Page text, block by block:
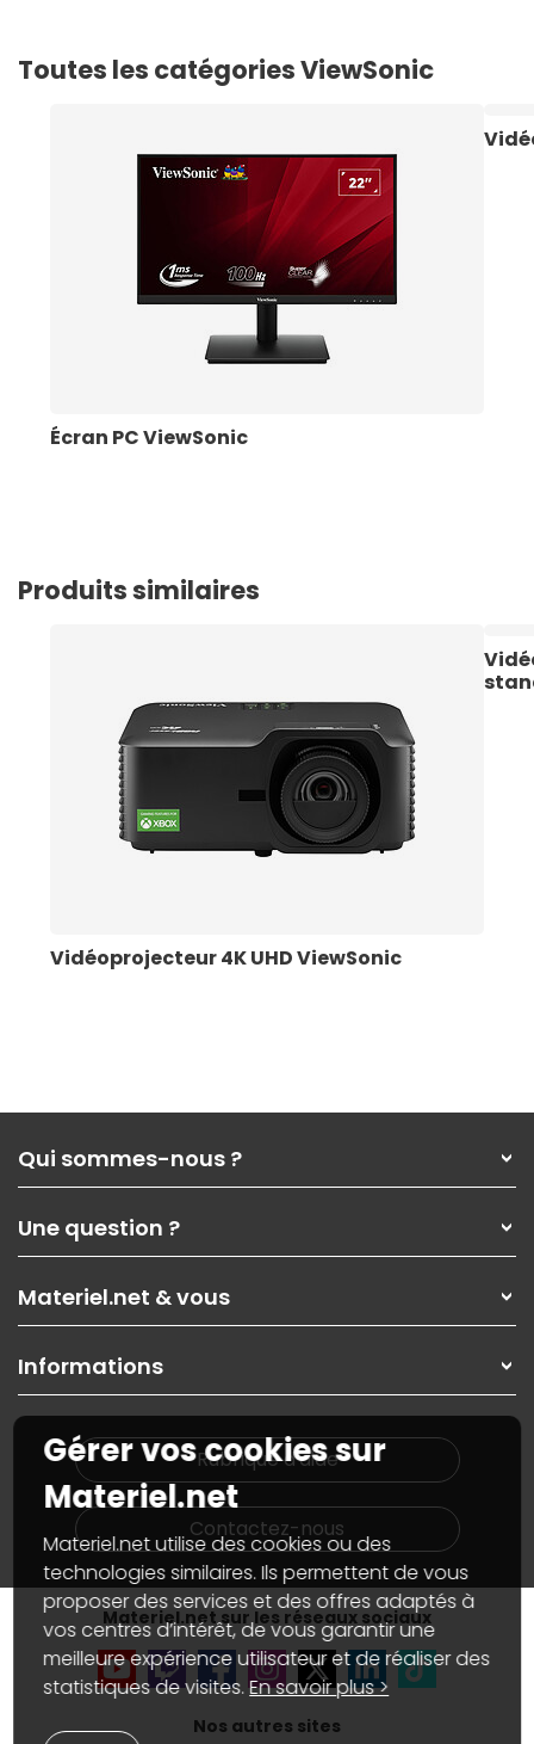
Toutes les catégories ViewSonic
Écran PC ViewSonic
Produits similaires
Vidéoprojecteur 4K UHD ViewSonic
Qui sommes-nous ?
Nos services
Les magasins Materiel.net
Nos solutions pour les pros
Contactez-nous
Une question ?
Paiement, livraison
Garanties,Pack Zen
SAV, demander un retour
Informations
Materiel.net & vous
On rachète votre carte graphique
PC sur mesure : Votre RDV personnalisé
Notre démarche écologique
Materiel.net recrute
Notre programme d'affiliation
Partenariat & Sponsoring
Informations
Plan du site
Nos marques
Conditions générales de vente
Marketplace
Informations légales
Données personnelles etcookies
Gérer vos cookies
Accessibilité : non conforme
Rubrique d'aide
Contactez-nous
Materiel.net sur les réseaux sociaux
Nos autres sites
Gérer vos cookies sur
Materiel.net
Materiel.net utilise des cookies ou des
technologies similaires. Ils permettent de vous
proposer des services et des offres adaptés à
vos centres d’intérêt, de vous garantir une
meilleure expérience utilisateur et de réaliser des
statistiques de visites.En savoir plus >